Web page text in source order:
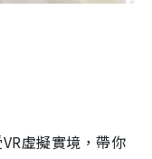
虛擬實境，帶你